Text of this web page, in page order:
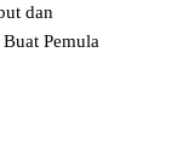
dan
Pemula